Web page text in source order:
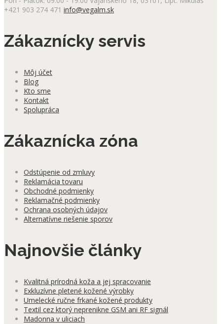
+421 903 274 471 info@vegalm.sk
Zákaznícky servis
Môj účet
Blog
Kto sme
Kontakt
Spolupráca
Zákaznícka zóna
Odstúpenie od zmluvy
Reklamácia tovaru
Obchodné podmienky
Reklamačné podmienky
Ochrana osobných údajov
Alternatívne riešenie sporov
Najnovšie články
Kvalitná prírodná koža a jej spracovanie
Exkluzívne pletené kožené výrobky
Umelecké ručne frkané kožené produkty
Textil cez ktorý neprenikne GSM ani RF signál
Madonna v uliciach